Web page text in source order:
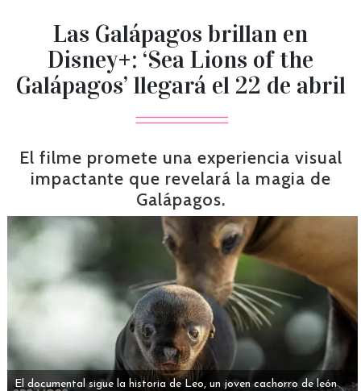
Las Galápagos brillan en
Disney+: ‘Sea Lions of the
Galápagos’ llegará el 22 de abril
El filme promete una experiencia visual
impactante que revelará la magia de
Galápagos.
El documental sigue la historia de Leo, un joven cachorro de león